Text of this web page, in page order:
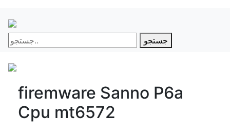
جستجو
firemware Sanno P6a
Cpu mt6572